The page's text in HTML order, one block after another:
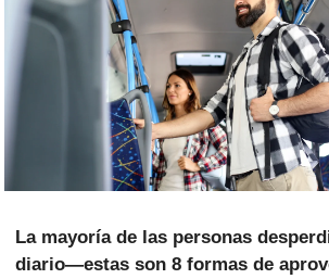
La mayoría de las personas
diario—estas son 8 formas de